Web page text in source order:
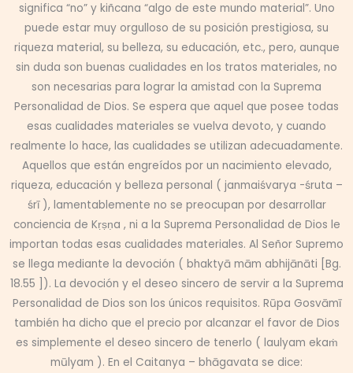
significa “no” y kiñcana “algo de este mundo material”. Uno
puede estar muy orgulloso de su posición prestigiosa, su
riqueza material, su belleza, su educación, etc., pero, aunque
sin duda son buenas cualidades en los tratos materiales, no
son necesarias para lograr la amistad con la Suprema
Personalidad de Dios. Se espera que aquel que posee todas
esas cualidades materiales se vuelva devoto, y cuando
realmente lo hace, las cualidades se utilizan adecuadamente.
Aquellos que están engreídos por un nacimiento elevado,
riqueza, educación y belleza personal ( janmaiśvarya -śruta –
śrī ), lamentablemente no se preocupan por desarrollar
conciencia de Kṛṣṇa , ni a la Suprema Personalidad de Dios le
importan todas esas cualidades materiales. Al Señor Supremo
se llega mediante la devoción ( bhaktyā mām abhijānāti [Bg.
18.55 ]). La devoción y el deseo sincero de servir a la Suprema
Personalidad de Dios son los únicos requisitos. Rūpa Gosvāmī
también ha dicho que el precio por alcanzar el favor de Dios
es simplemente el deseo sincero de tenerlo ( laulyam ekaṁ
mūlyam ). En el Caitanya – bhāgavata se dice: